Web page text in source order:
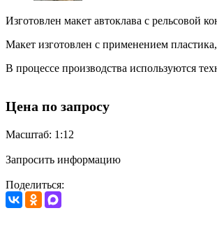
Изготовлен макет автоклава с рельсовой
Макет изготовлен с применением
В процессе производства используются
Цена по запросу
Масштаб: 1:12
Запросить информацию
Поделиться: